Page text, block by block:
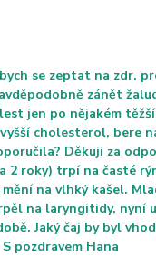
se zeptat na zdr.
zánět
jen po nějakém
vyšší cholesterol, bere
Děkuji za
2 roky) trpí na časté
na vlhký kašel.
na laryngitidy, nyní
Jaký čaj by byl
pozdravem Hana